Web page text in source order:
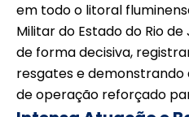
em todo o litoral
Militar do Estado do Rio
de forma decisiva,
resgates e demonstrando
de operação reforçado